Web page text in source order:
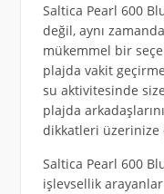
Saltica Pearl 600
değil, aynı
mükemmel bir
plajda vakit
su aktivitesinde
plajda
dikkatleri üzerinize
Saltica Pearl 600
işlevsellik